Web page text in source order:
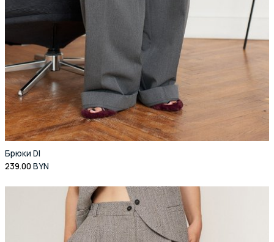
Брюки DI
239.00 BYN